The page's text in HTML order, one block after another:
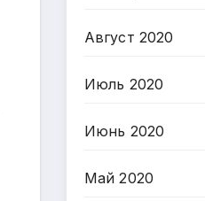
Август 2020
Июль 2020
Июнь 2020
Май 2020